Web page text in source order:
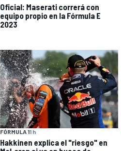
Oficial: Maserati correrá con
equipo propio en la Fórmula E
2023
FÓRMULA 11 h
Hakkinen explica el "riesgo" en